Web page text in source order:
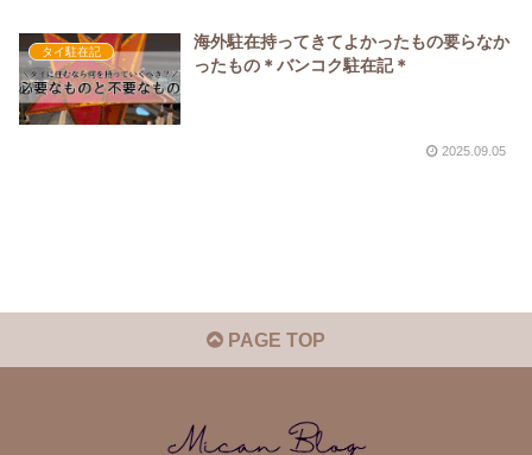
タイ駐在記
海外駐在持ってきてよかったもの要らなか
ったもの＊バンコク駐在記＊
2025.09.05
PAGE TOP